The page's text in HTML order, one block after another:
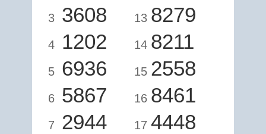
3 3608
4 1202
5 6936
6 5867
7 2944
13 8279
14 8211
15 2558
16 8461
17 4448